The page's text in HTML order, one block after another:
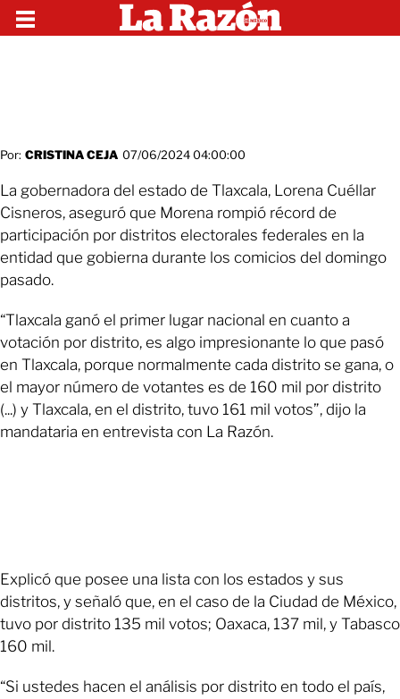
Por: CRISTINA CEJA 07/06/2024 04:00:00
La gobernadora del estado de Tlaxcala, Lorena Cuéllar
Cisneros, aseguró que Morena rompió récord de
participación por distritos electorales federales en la
entidad que gobierna durante los comicios del domingo
pasado.
“Tlaxcala ganó el primer lugar nacional en cuanto a
votación por distrito, es algo impresionante lo que pasó
en Tlaxcala, porque normalmente cada distrito se gana, o
el mayor número de votantes es de 160 mil por distrito
(...) y Tlaxcala, en el distrito, tuvo 161 mil votos”, dijo la
mandataria en entrevista con La Razón.
Explicó que posee una lista con los estados y sus
distritos, y señaló que, en el caso de la Ciudad de México,
tuvo por distrito 135 mil votos; Oaxaca, 137 mil, y Tabasco
160 mil.
“Si ustedes hacen el análisis por distrito en todo el país,